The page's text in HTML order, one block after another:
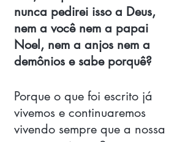
nunca pedirei isso a Deus,
nem a você nem a papai
Noel, nem a anjos nem a
demônios e sabe porquê?
Porque o que foi escrito já
vivemos e continuaremos
vivendo sempre que a nossa